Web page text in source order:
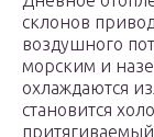
склонов
воздушного
морским и
охлаждаются
становится